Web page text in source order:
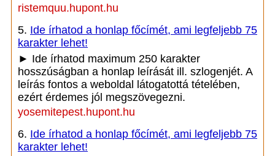
ristemquu.hupont.hu
5. Ide írhatod a honlap főcímét, ami legfeljebb 75
karakter lehet!
► Ide írhatod maximum 250 karakter
hosszúságban a honlap leírását ill. szlogenjét. A
leírás fontos a weboldal látogatottá tételében,
ezért érdemes jól megszövegezni.
yosemitepest.hupont.hu
6. Ide írhatod a honlap főcímét, ami legfeljebb 75
karakter lehet!